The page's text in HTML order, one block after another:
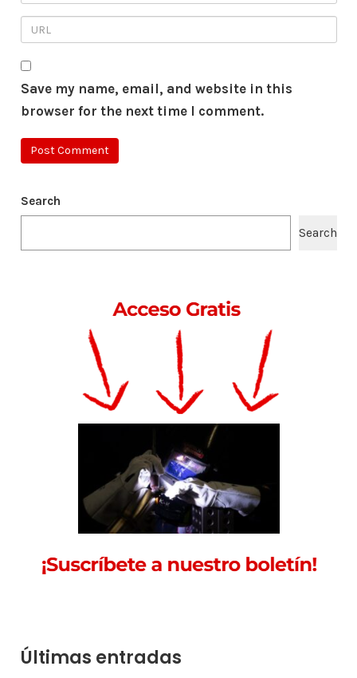
Save my name, email, and website in this
browser for the next time I comment.
Search
Search
Últimas entradas